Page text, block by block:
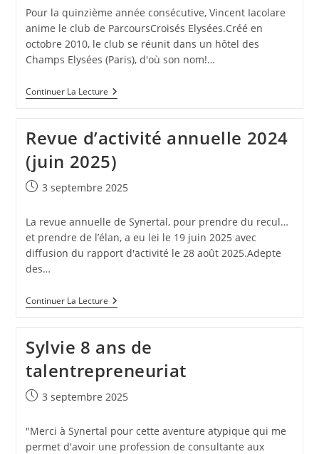
Pour la quinzième année consécutive, Vincent Iacolare
anime le club de ParcoursCroisés Elysées.Créé en
octobre 2010, le club se réunit dans un hôtel des
Champs Elysées (Paris), d'où son nom!…
Continuer La Lecture15
Ans
Club
De
Dirigeants
QSE
/
RSE
2025,
Parcours
Croisés)
Revue d’activité annuelle 2024
(juin 2025)
Publication
3 septembre 2025
La revue annuelle de Synertal, pour prendre du recul…
et prendre de l’élan, a eu lei le 19 juin 2025 avec
diffusion du rapport d'activité le 28 août 2025.Adepte
des…
Continuer La LectureRevue
D’activité
(juin
2025)
Sylvie 8 ans de
talentrepreneuriat
Publication
3 septembre 2025
"Merci à Synertal pour cette aventure atypique qui me
permet d'avoir une profession de consultante aux